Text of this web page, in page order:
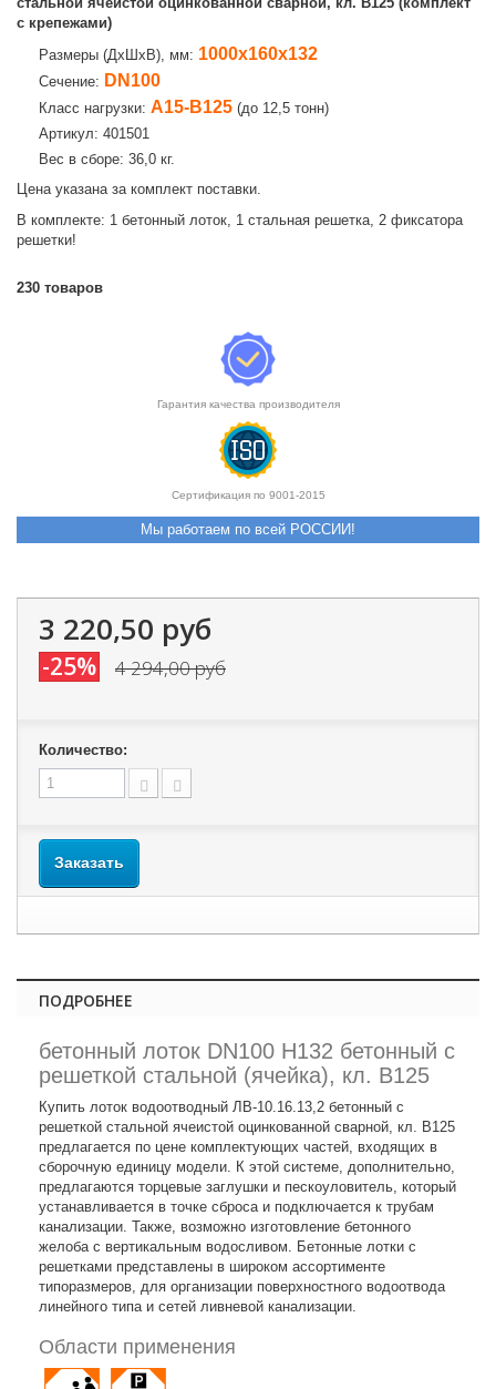
с крепежами)
Размеры (ДхШхВ), мм: 1000х160х132
Сечение: DN100
Класс нагрузки: A15-B125 (до 12,5 тонн)
Артикул: 401501
Вес в сборе: 36,0 кг.
Цена указана за комплект поставки.
В комплекте: 1 бетонный лоток, 1 стальная решетка, 2 фиксатора
решетки!
230 товаров
Гарантия качества производителя
Сертификация по 9001-2015
Мы работаем по всей РОССИИ!
3 220,50 руб
-25% 4 294,00 руб
Количество:
Заказать
ПОДРОБНЕЕ
бетонный лоток DN100 H132 бетонный с
решеткой стальной (ячейка), кл. B125
Купить лоток водоотводный ЛВ-10.16.13,2 бетонный с
решеткой стальной ячеистой оцинкованной сварной, кл. B125
предлагается по цене комплектующих частей, входящих в
сборочную единицу модели. К этой системе, дополнительно,
предлагаются торцевые заглушки и пескоуловитель, который
устанавливается в точке сброса и подключается к трубам
канализации. Также, возможно изготовление бетонного
желоба с вертикальным водосливом. Бетонные лотки с
решетками представлены в широком ассортименте
типоразмеров, для организации поверхностного водоотвода
линейного типа и сетей ливневой канализации.
Области применения